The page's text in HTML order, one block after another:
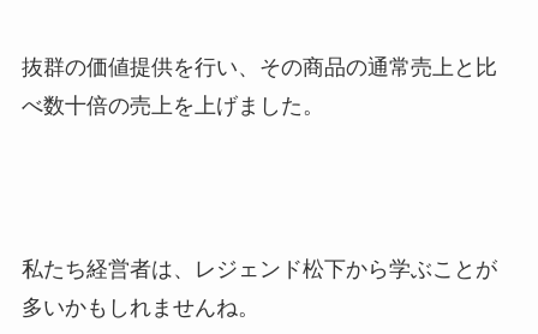
抜群の価値提供を行い、その商品の通常売上と比
べ数十倍の売上を上げました。
私たち経営者は、レジェンド松下から学ぶことが
多いかもしれませんね。